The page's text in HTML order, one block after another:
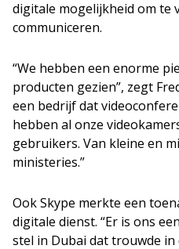
digitale mogelijkheid om te
communiceren.
“We hebben een enorme
producten gezien”, zegt
een bedrijf dat
hebben al onze
gebruikers. Van kleine en
ministeries.”
Ook Skype merkte een
digitale dienst. “Er is ons
stel in Dubai dat trouwde